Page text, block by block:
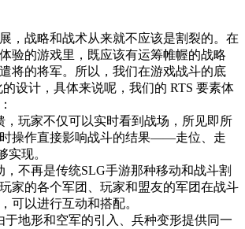
，战略和战术从来就不应该是割裂的。在
验的游戏里，既应该有运筹帷幄的战略
将的将军。所以，我们在游戏战斗的底
的设计，具体来说呢，我们的 RTS 要素体
，玩家不仅可以实时看到战场，所见即所
操作直接影响战斗的结果——走位、走
实现。
，不再是传统SLG手游那种移动和战斗割
家的各个军团、玩家和盟友的军团在战斗
可以进行互动和搭配。
于地形和空军的引入、兵种变形提供同一